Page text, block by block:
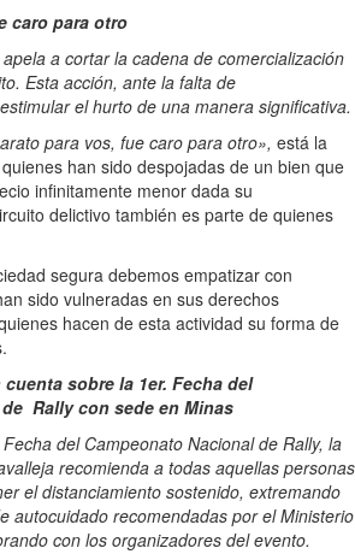
caro para otro
a cortar la cadena de comercialización
Esta acción, ante la falta de
el hurto de una manera significativa.
para vos, fue caro para otro», está la
han sido despojadas de un bien que
infinitamente menor dada su
delictivo también es parte de quienes
segura debemos empatizar con
sido vulneradas en sus derechos
hacen de esta actividad su forma de
sobre la 1er. Fecha del
Rally con sede en Minas
del Campeonato Nacional de Rally, la
recomienda a todas aquellas personas
el distanciamiento sostenido, extremando
autocuidado recomendadas por el Ministerio
con los organizadores del evento.